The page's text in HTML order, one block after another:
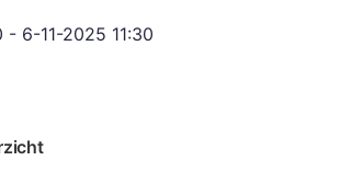
6-11-2025 11:30